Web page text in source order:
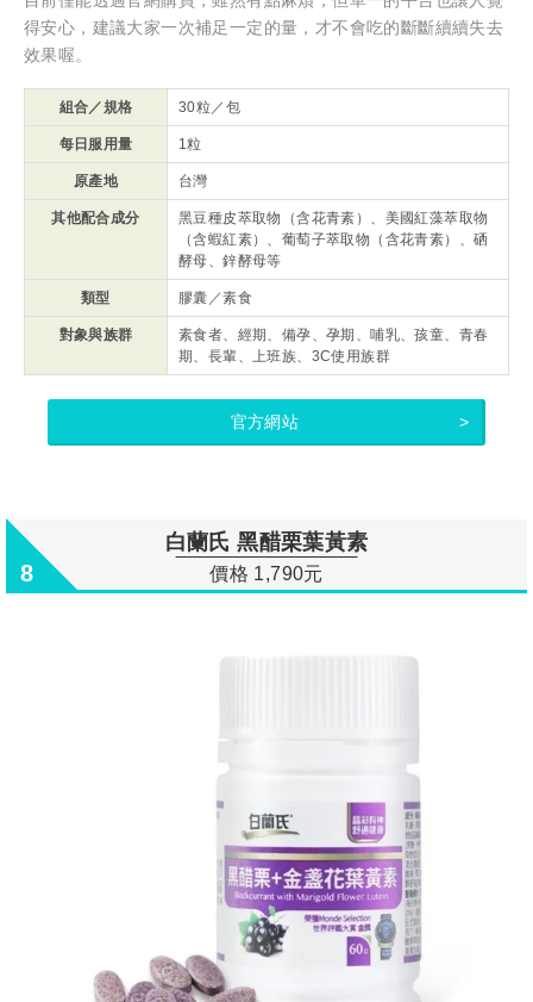
得安心，建議大家一次補足一定的量，才不會吃的斷斷續續失去
效果喔。
組合／規格 30粒／包
每日服用量 1粒
原產地 台灣
其他配合成分
黑豆種皮萃取物（含花青素）、美國紅藻萃取物
（含蝦紅素）、葡萄子萃取物（含花青素）、硒
酵母、鋅酵母等
類型 膠囊／素食
對象與族群
素食者、經期、備孕、孕期、哺乳、孩童、青春
期、長輩、上班族、3C使用族群
官方網站
8
白蘭氏 黑醋栗葉黃素
價格 1,790元